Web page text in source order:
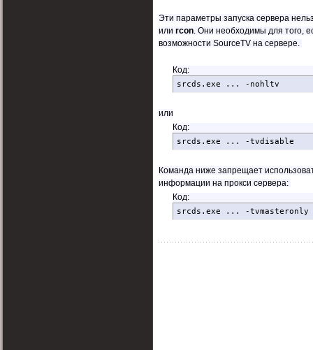
Эти параметры запуска сервера
или rcon . Они необходимы для того,
возможности SourceTV на сервере.
Код:
srcds.exe ... -nohltv
или
Код:
srcds.exe ... -tvdisable
Команда ниже запрещает
информации на прокси сервера:
Код:
srcds.exe ... -tvmasteronly